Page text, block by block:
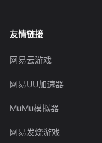
友情链接
网易云游戏
网易UU加速器
MuMu模拟器
网易发烧游戏